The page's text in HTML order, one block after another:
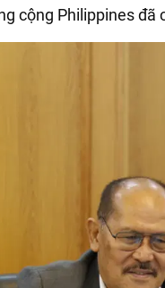
cộng Philippines đã